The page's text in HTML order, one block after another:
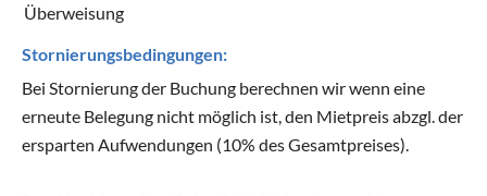
Überweisung
Stornierungsbedingungen:
Bei Stornierung der Buchung berechnen wir wenn eine
erneute Belegung nicht möglich ist, den Mietpreis abzgl. der
ersparten Aufwendungen (10% des Gesamtpreises).